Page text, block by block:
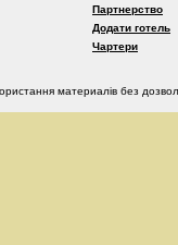
Партнерство
Додати готель
Чартери
материалів без